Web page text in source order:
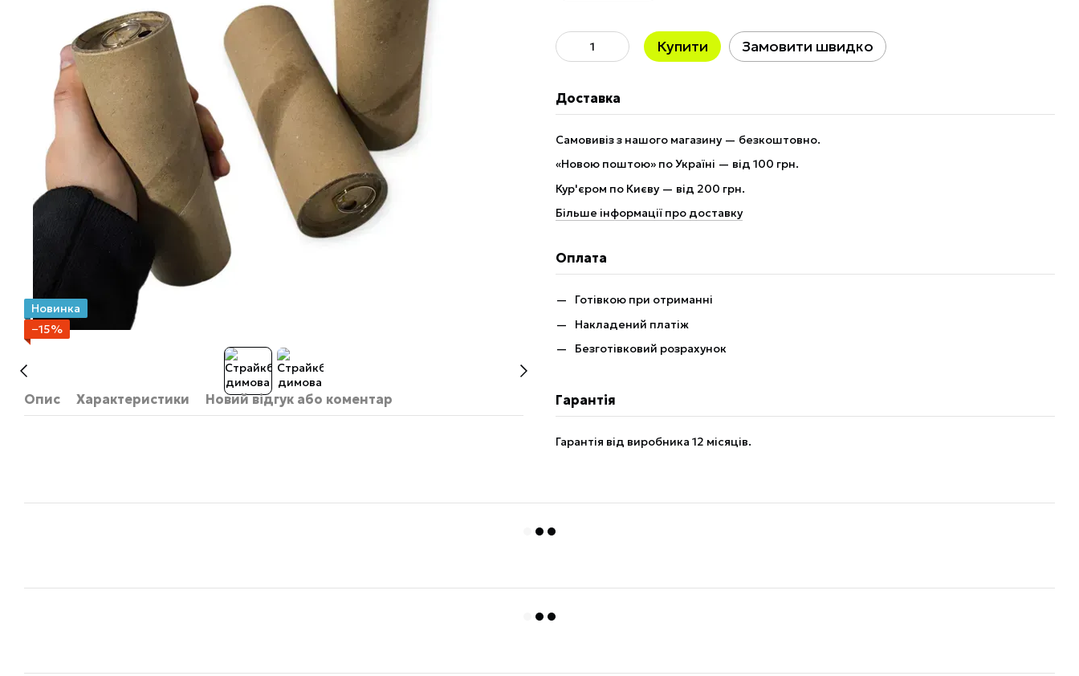
Новинка
−15%
Опис Характеристики Новий відгук або коментар
Купити Замовити швидко
Доставка
Самовивіз з нашого магазину — безкоштовно.
«Новою поштою» по Україні — від 100 грн.
Кур'єром по Києву — від 200 грн.
Більше інформації про доставку
Оплата
Готівкою при отриманні
Накладений платіж
Безготівковий розрахунок
Гарантія
Гарантія від виробника 12 місяців.